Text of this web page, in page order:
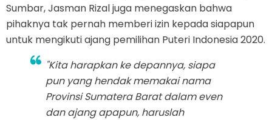
Sumbar, Jasman Rizal juga menegaskan bahwa
pihaknya tak pernah memberi izin kepada siapapun
untuk mengikuti ajang pemilihan Puteri Indonesia 2020.
"Kita harapkan ke depannya, siapa
pun yang hendak memakai nama
Provinsi Sumatera Barat dalam even
dan ajang apapun, haruslah